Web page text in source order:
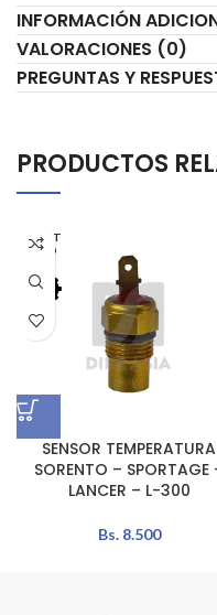
INFORMACIÓN
VALORACIONES (0)
PREGUNTAS Y
PRODUCTOS
AGOT
ADO
SENSOR TEMPERATURA
SORENTO – SPORTAGE
LANCER – L-300
Bs.8.500